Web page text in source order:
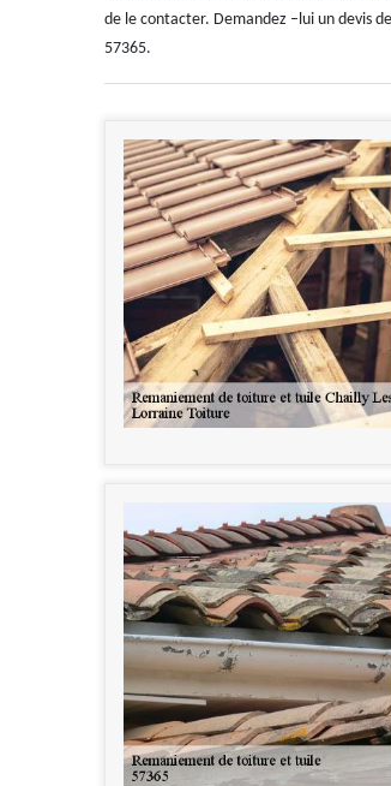
de le contacter. Demandez –lui un devis
57365.